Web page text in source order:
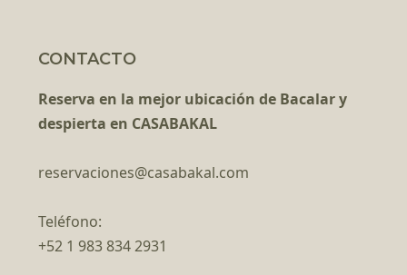
CONTACTO
Reserva en la mejor ubicación de Bacalar y
despierta en CASABAKAL
reservaciones@casabakal.com
Teléfono:
+52 1 983 834 2931